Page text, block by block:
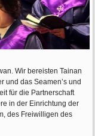
Wir bereisten Tainan
und das Seamen’s und
für die Partnerschaft
in der Einrichtung der
des Freiwilligen des